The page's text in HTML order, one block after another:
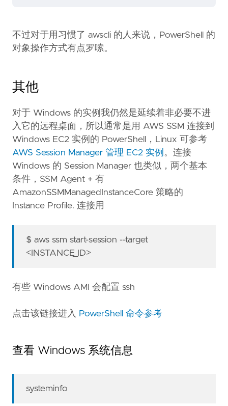
不过对于用习惯了 awscli 的人来说，PowerShell 的
对象操作方式有点罗嗦。
其他
对于 Windows 的实例我仍然是延续着非必要不进
入它的远程桌面，所以通常是用 AWS SSM 连接到
Windows EC2 实例的 PowerShell，Linux 可参考
AWS Session Manager 管理 EC2 实例 。连接
Windows 的 Session Manager 也类似，两个基本
条件，SSM Agent + 有
AmazonSSMManagedInstanceCore 策略的
Instance Profile. 连接用
$ aws ssm start-session --target
<INSTANCE_ID>
有些 Windows AMI 会配置 ssh
点击该链接进入 PowerShell 命令参考
查看 Windows 系统信息
systeminfo